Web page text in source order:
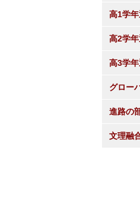
高1学年
高2学年
高3学年
グロー
進路の
文理融